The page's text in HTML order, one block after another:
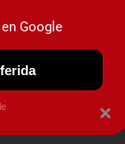
×
Google